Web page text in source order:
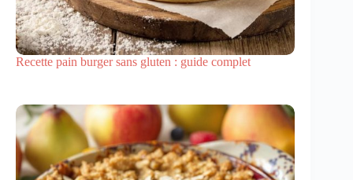
Recette pain burger sans gluten : guide complet